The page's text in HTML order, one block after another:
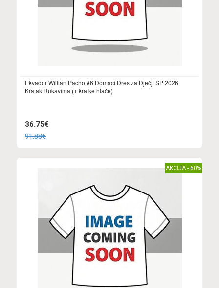
Ekvador Willian Pacho #6 Domaci Dres za Dječji SP 2026
Kratak Rukavima (+ kratke hlače)
36.75€
91.88€
AKCIJA - 60%